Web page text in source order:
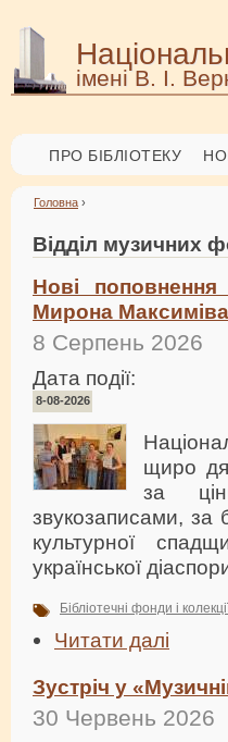
імені В. І.
ПРО БІБЛІОТЕКУ
Головна ›
Відділ музичних
Нові
Мирона Максиміва
8 Серпень 2026
Дата події:
8-08-2026
щиро
за
звукозаписами, за
культурної
української
Бібліотечні фонди і
Читати далі
Зустріч у
30 Червень 2026